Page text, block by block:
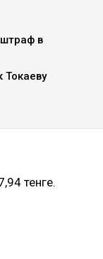
в
Токаеву
тенге.